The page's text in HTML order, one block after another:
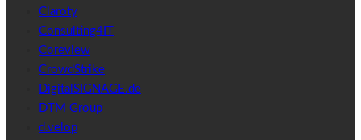
Claroty
Consulting4IT
Coreview
CrowdStrike
DigitalSIGNAGE.de
DTM Group
d.velop